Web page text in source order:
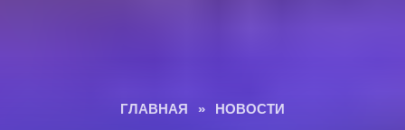
ГЛАВНАЯ » НОВОСТИ